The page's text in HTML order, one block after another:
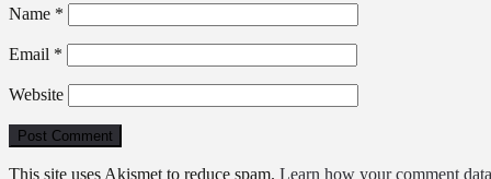
Name *
Email *
Website
This site uses Akismet to reduce spam. Learn how your comment